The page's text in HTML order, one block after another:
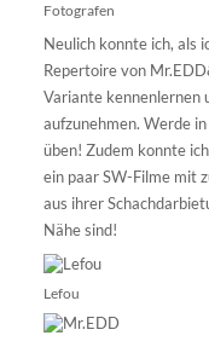
Fotografen
Neulich konnte ich, als
Repertoire von
Variante kennenlernen
aufzunehmen. Werde
üben! Zudem konnte
ein paar SW-Filme mit
aus ihrer
Nähe sind!
Lefou